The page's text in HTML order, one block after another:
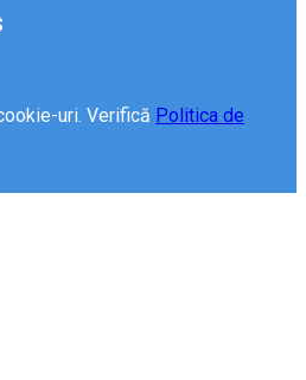
uri. Verifică Politica de